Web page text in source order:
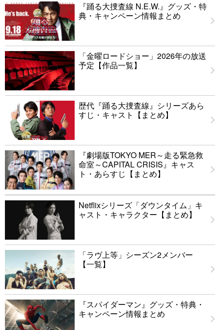
『踊る大捜査線 N.E.W.』グッズ・特
典・キャンペーン情報まとめ
「金曜ロードショー」2026年の放送
予定【作品一覧】
歴代『踊る大捜査線』シリーズあら
すじ・キャスト【まとめ】
『劇場版TOKYO MER～走る緊急救
命室～CAPITAL CRISIS』キャス
ト・あらすじ【まとめ】
Netflixシリーズ「ダウンタイム」キ
ャスト・キャラクター【まとめ】
「ラヴ上等」シーズン2メンバー
【一覧】
『スパイダーマン』グッズ・特典・
キャンペーン情報まとめ